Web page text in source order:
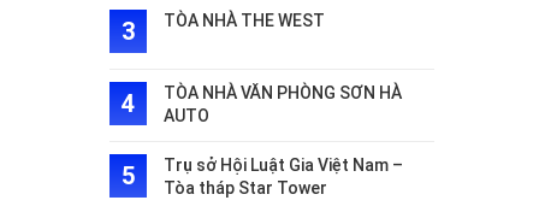
TÒA NHÀ THE WEST
TÒA NHÀ VĂN PHÒNG SƠN HÀ
AUTO
Trụ sở Hội Luật Gia Việt Nam –
Tòa tháp Star Tower